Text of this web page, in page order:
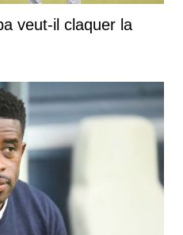
veut-il claquer la